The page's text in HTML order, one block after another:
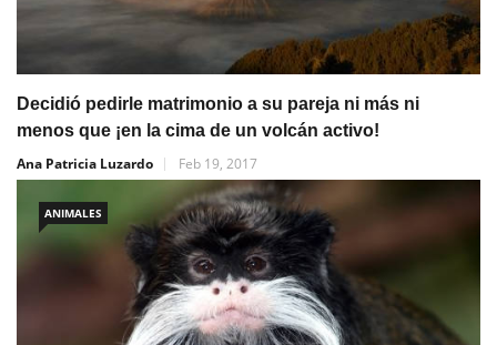
Decidió pedirle matrimonio a su pareja ni más ni
menos que ¡en la cima de un volcán activo!
Ana Patricia Luzardo
Feb 19, 2017
ANIMALES